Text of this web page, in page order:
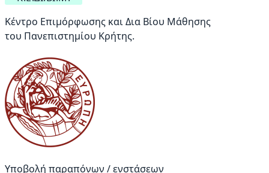
Κέντρο Επιμόρφωσης και Δια Βίου Μάθησης
του Πανεπιστημίου Κρήτης.
Υποβολή παραπόνων / ενστάσεων